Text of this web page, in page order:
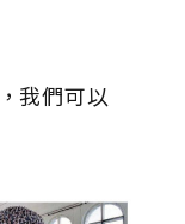
我們可以